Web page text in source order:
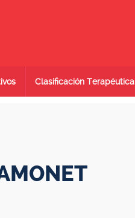
Clasificación Terapéutica